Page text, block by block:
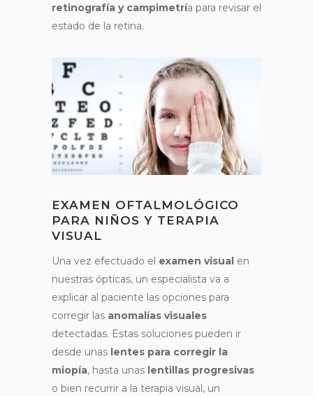
retinografía y campimetría para revisar el
estado de la retina.
EXAMEN OFTALMOLÓGICO
PARA NIÑOS Y TERAPIA
VISUAL
Una vez efectuado el examen visual en
nuestras ópticas, un especialista va a
explicar al paciente las opciones para
corregir las anomalías visuales
detectadas. Estas soluciones pueden ir
desde unas lentes para corregir la
miopía, hasta unas lentillas progresivas
o bien recurrir a la terapia visual, un